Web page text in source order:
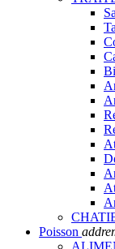
Poisson add